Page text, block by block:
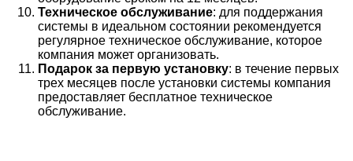
Техническое обслуживание: для поддержания
системы в идеальном состоянии рекомендуется
регулярное техническое обслуживание, которое
компания может организовать.
Подарок за первую установку: в течение первых
трех месяцев после установки системы компания
предоставляет бесплатное техническое
обслуживание.